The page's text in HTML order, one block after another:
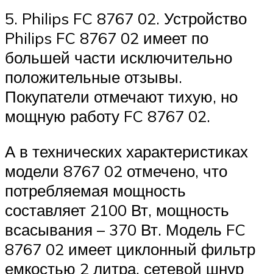
5. Philips FC 8767 02. Устройство
Philips FC 8767 02 имеет по
большей части исключительно
положительные отзывы.
Покупатели отмечают тихую, но
мощную работу FC 8767 02.
А в технических характеристиках
модели 8767 02 отмечено, что
потребляемая мощность
составляет 2100 Вт, мощность
всасывания – 370 Вт. Модель FC
8767 02 имеет циклонный фильтр
емкостью 2 литра, сетевой шнур